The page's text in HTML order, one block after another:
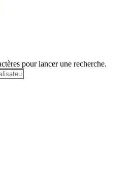
pour lancer une recherche.